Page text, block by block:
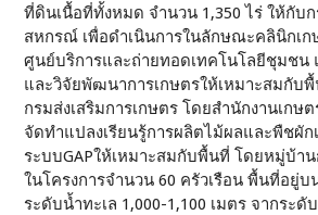
ที่ดินเนื้อที่ทั้งหมด จำนวน 1,350 ไร่ ให้กับก
สหกรณ์ เพื่อดำเนินการในลักษณะคลินิกเ
ศูนย์บริการและถ่ายทอดเทคโนโลยีชุมชน
และวิจัยพัฒนาการเกษตรให้เหมาะสมกับ
กรมส่งเสริมการเกษตร โดยสำนักงานเกษ
จัดทำแปลงเรียนรู้การผลิตไม้ผลและพืชผัก
ระบบGAPให้เหมาะสมกับพื้นที่ โดยหมู่บ้า
ในโครงการจำนวน 60 ครัวเรือน พื้นที่อยู่บ
ระดับน้ำทะเล 1,000-1,100 เมตร จากระ